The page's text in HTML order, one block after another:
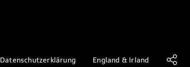
Datenschutzerklärung England & Irland